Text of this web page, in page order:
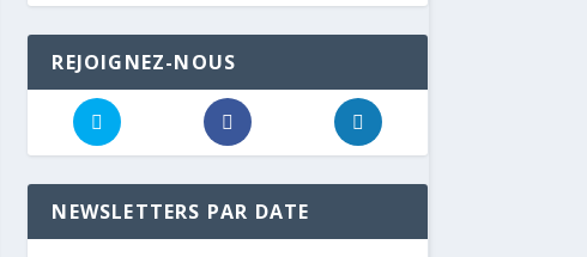
REJOIGNEZ-NOUS
NEWSLETTERS PAR DATE